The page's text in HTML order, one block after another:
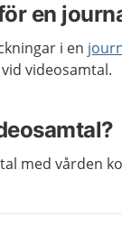
en
i en
videosamtal.
med vården